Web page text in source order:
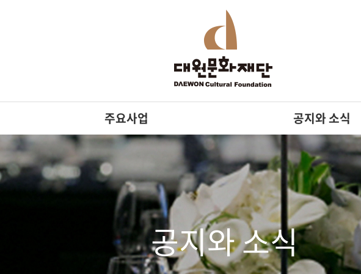
주요사업 공지와 소식
공지와 소식